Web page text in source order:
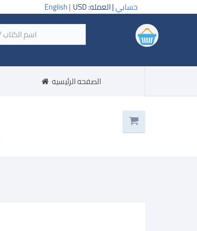
حسابي| العمله: USD
English |
الصفحه الرئيسيه